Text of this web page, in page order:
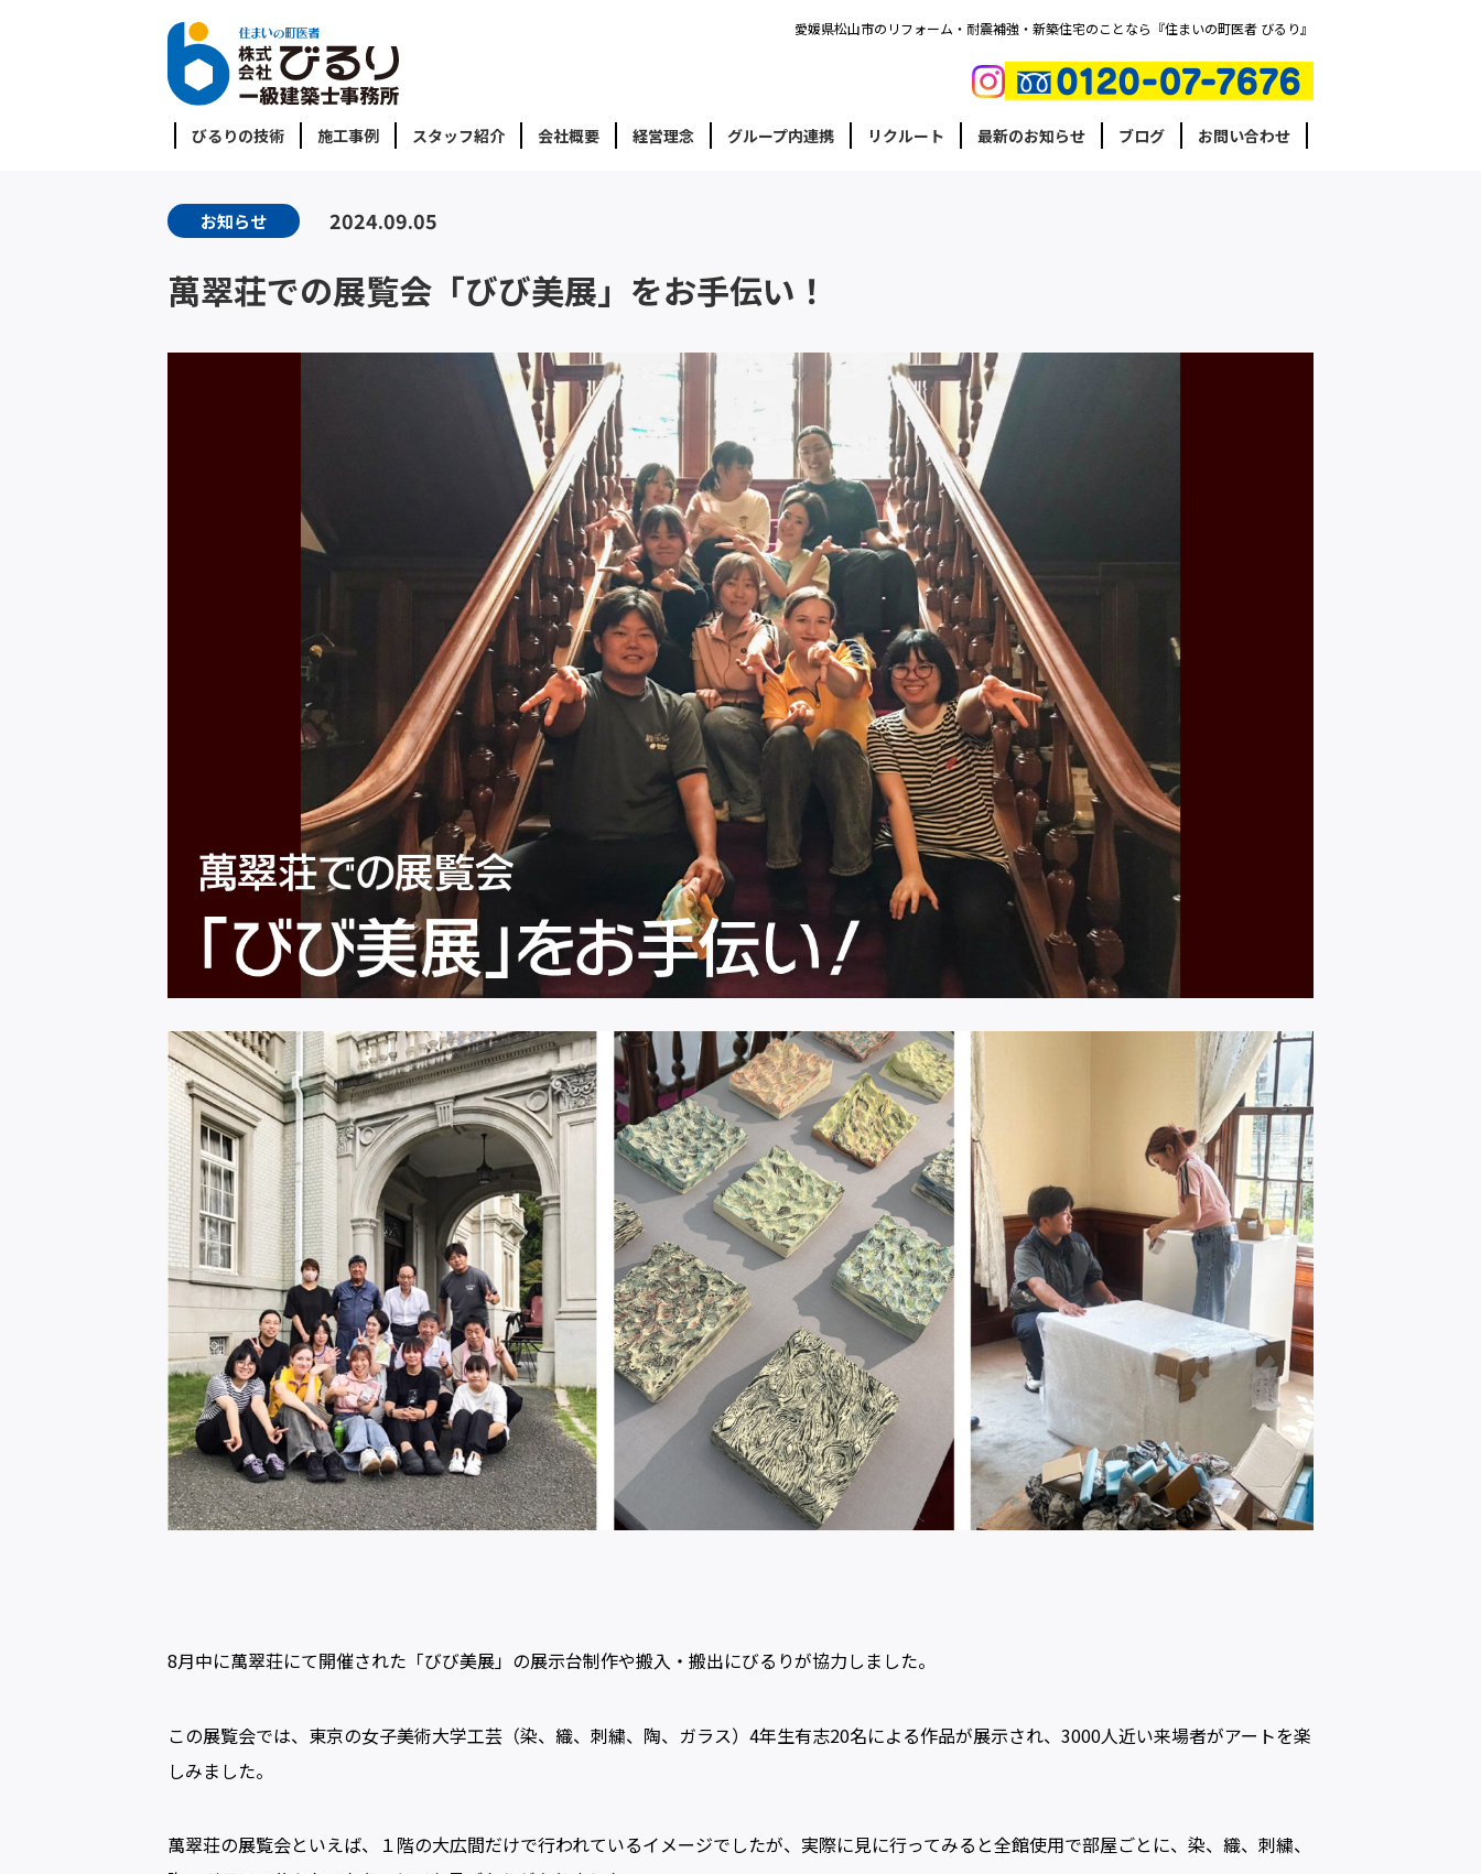
愛媛県松山市のリフォーム・耐震補強・新築住宅のことなら『住まいの町医者 びるり』
びるりの技術 施工事例 スタッフ紹介 会社概要 経営理念 グループ内連携 リクルート 最新のお知らせ ブログ お問い合わせ
お知らせ 2024.09.05
萬翠荘での展覧会「びび美展」をお手伝い！
8月中に萬翠荘にて開催された「びび美展」の展示台制作や搬入・搬出にびるりが協力しました。
この展覧会では、東京の女子美術大学工芸（染、織、刺繍、陶、ガラス）4年生有志20名による作品が展示され、3000人近い来場者がアートを楽
しみました。
萬翠荘の展覧会といえば、１階の大広間だけで行われているイメージでしたが、実際に見に行ってみると全館使用で部屋ごとに、染、織、刺繍、